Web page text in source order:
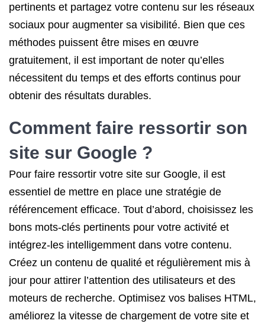
pertinents et partagez votre contenu sur les réseaux
sociaux pour augmenter sa visibilité. Bien que ces
méthodes puissent être mises en œuvre
gratuitement, il est important de noter qu’elles
nécessitent du temps et des efforts continus pour
obtenir des résultats durables.
Comment faire ressortir son
site sur Google ?
Pour faire ressortir votre site sur Google, il est
essentiel de mettre en place une stratégie de
référencement efficace. Tout d’abord, choisissez les
bons mots-clés pertinents pour votre activité et
intégrez-les intelligemment dans votre contenu.
Créez un contenu de qualité et régulièrement mis à
jour pour attirer l’attention des utilisateurs et des
moteurs de recherche. Optimisez vos balises HTML,
améliorez la vitesse de chargement de votre site et